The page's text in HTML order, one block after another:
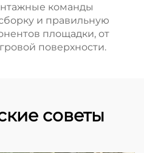
команды
и правильную
площадки, от
поверхности.
советы